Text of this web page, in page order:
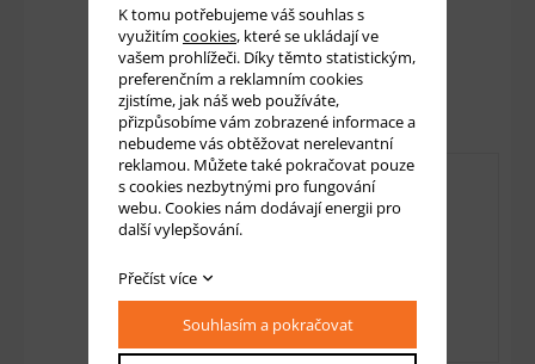
Množství: ks
Přidat do košíku
K tomu potřebujeme váš souhlas s
využitím cookies, které se ukládají ve
vašem prohlížeči. Díky těmto statistickým,
preferenčním a reklamním cookies
zjistíme, jak náš web používáte,
přizpůsobíme vám zobrazené informace a
nebudeme vás obtěžovat nerelevantní
reklamou. Můžete také pokračovat pouze
s cookies nezbytnými pro fungování
webu. Cookies nám dodávají energii pro
další vylepšování.
Přečíst více
Souhlasím a pokračovat